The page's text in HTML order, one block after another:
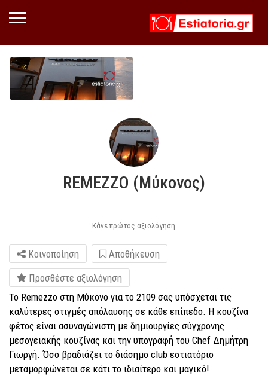
REMEZZO (Μύκονος)
Κάνε πρώτος αξιολόγηση
Κοινοποίηση
Αποθήκευση
Προσθέστε αξιολόγηση
Το Remezzo στη Μύκονο για το 2109 σας υπόσχεται τις
καλύτερες στιγμές απόλαυσης σε κάθε επίπεδο. Η κουζίνα
φέτος είναι ασυναγώνιστη με δημιουργίες σύγχρονης
μεσογειακής κουζίνας και την υπογραφή του Chef Δημήτρη
Γιωργή. Όσο βραδιάζει το διάσημο club εστιατόριο
μεταμορφώνεται σε κάτι το ιδιαίτερο και μαγικό!